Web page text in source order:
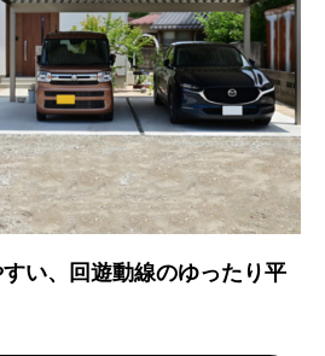
い、回遊動線のゆったり平